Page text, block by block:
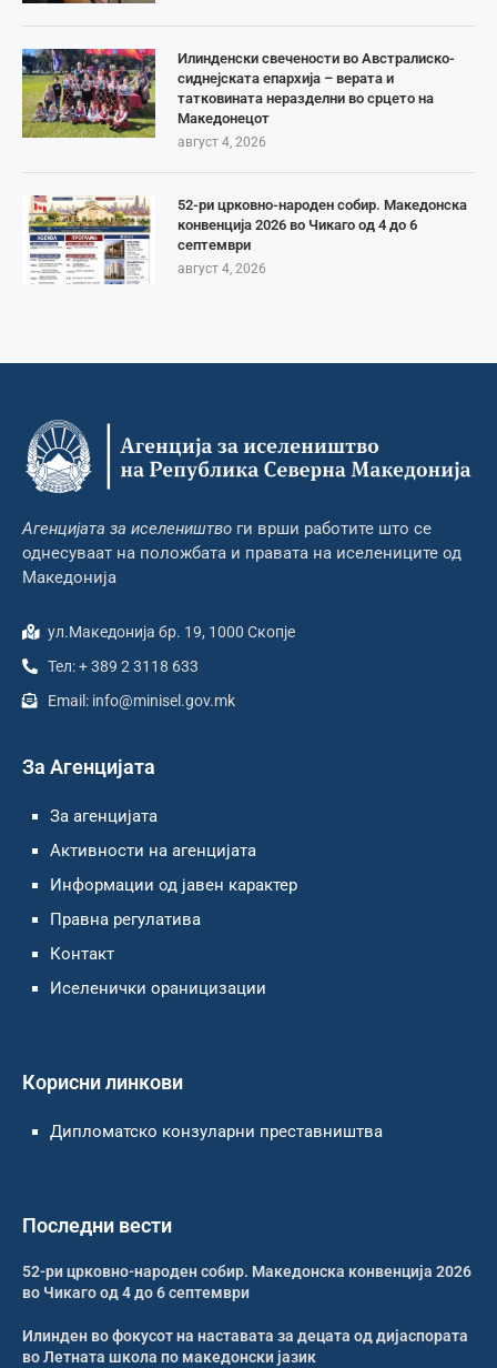
Илинденски свечености во Австралиско-
сиднејската епархија – верата и
татковината неразделни во срцето на
Македонецот
август 4, 2026
52-ри црковно-народен собир. Македонска
конвенција 2026 во Чикаго од 4 до 6
септември
август 4, 2026
Агенцијата за иселеништво ги врши работите што се
однесуваат на положбата и правата на иселениците од
Македонија
ул.Македонија бр. 19, 1000 Скопје
Тел: + 389 2 3118 633
Email: info@minisel.gov.mk
За Агенцијата
За агенцијата
Активности на агенцијата
Информации од јавен карактер
Правна регулатива
Контакт
Иселенички ораницизации
Корисни линкови
Дипломатско конзуларни преставништва
Последни вести
52-ри црковно-народен собир. Македонска конвенција 2026
во Чикаго од 4 до 6 септември
Илинден во фокусот на наставата за децата од дијаспората
во Летната школа по македонски јазик